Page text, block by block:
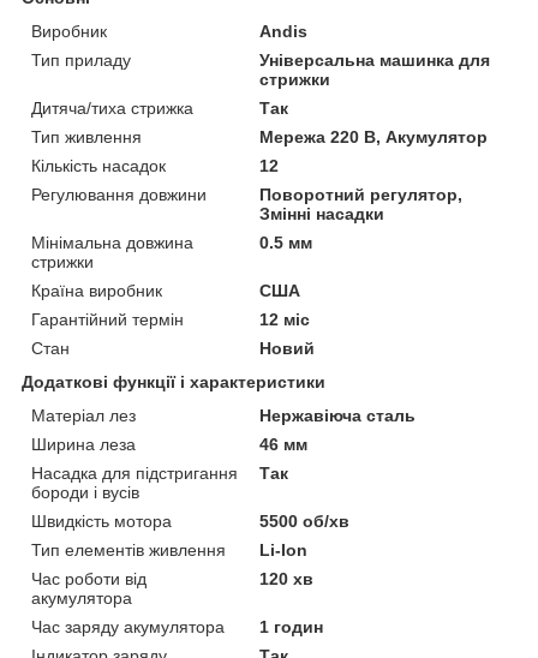
Виробник
Andis
Тип приладу
Універсальна машинка для
стрижки
Дитяча/тиха стрижка
Так
Тип живлення
Мережа 220 В, Акумулятор
Кількість насадок
12
Регулювання довжини
Поворотний регулятор,
Змінні насадки
Мінімальна довжина
стрижки
0.5 мм
Країна виробник
США
Гарантійний термін
12 міс
Стан
Новий
Додаткові функції і характеристики
Матеріал лез
Нержавіюча сталь
Ширина леза
46 мм
Насадка для підстригання
бороди і вусів
Так
Швидкість мотора
5500 об/хв
Тип елементів живлення
Li-Ion
Час роботи від
акумулятора
120 хв
Час заряду акумулятора
1 годин